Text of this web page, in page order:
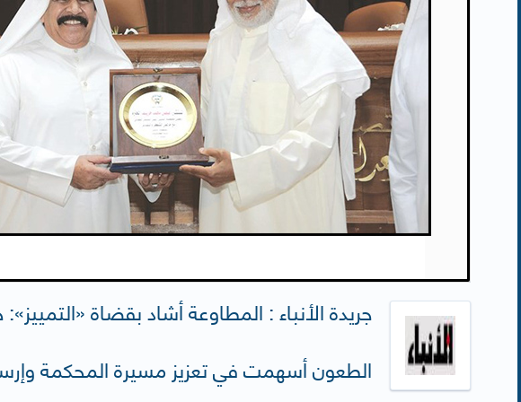
جريدة الأنباء : المطاوعة أشاد بقضاة
الطعون أسهمت في تعزيز مسيرة المحكمة